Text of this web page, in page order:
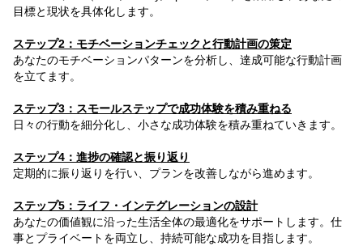
目標と現状を具体化します。
ステップ2：モチベーションチェックと行動計画の策定
あなたのモチベーションパターンを分析し、達成可能な行動計画
を立てます。
ステップ3：スモールステップで成功体験を積み重ねる
日々の行動を細分化し、小さな成功体験を積み重ねていきます。
ステップ4：進捗の確認と振り返り
定期的に振り返りを行い、プランを改善しながら進めます。
ステップ5：ライフ・インテグレーションの設計
あなたの価値観に沿った生活全体の最適化をサポートします。仕
事とプライベートを両立し、持続可能な成功を目指します。